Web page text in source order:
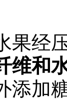
果经
维和
添加